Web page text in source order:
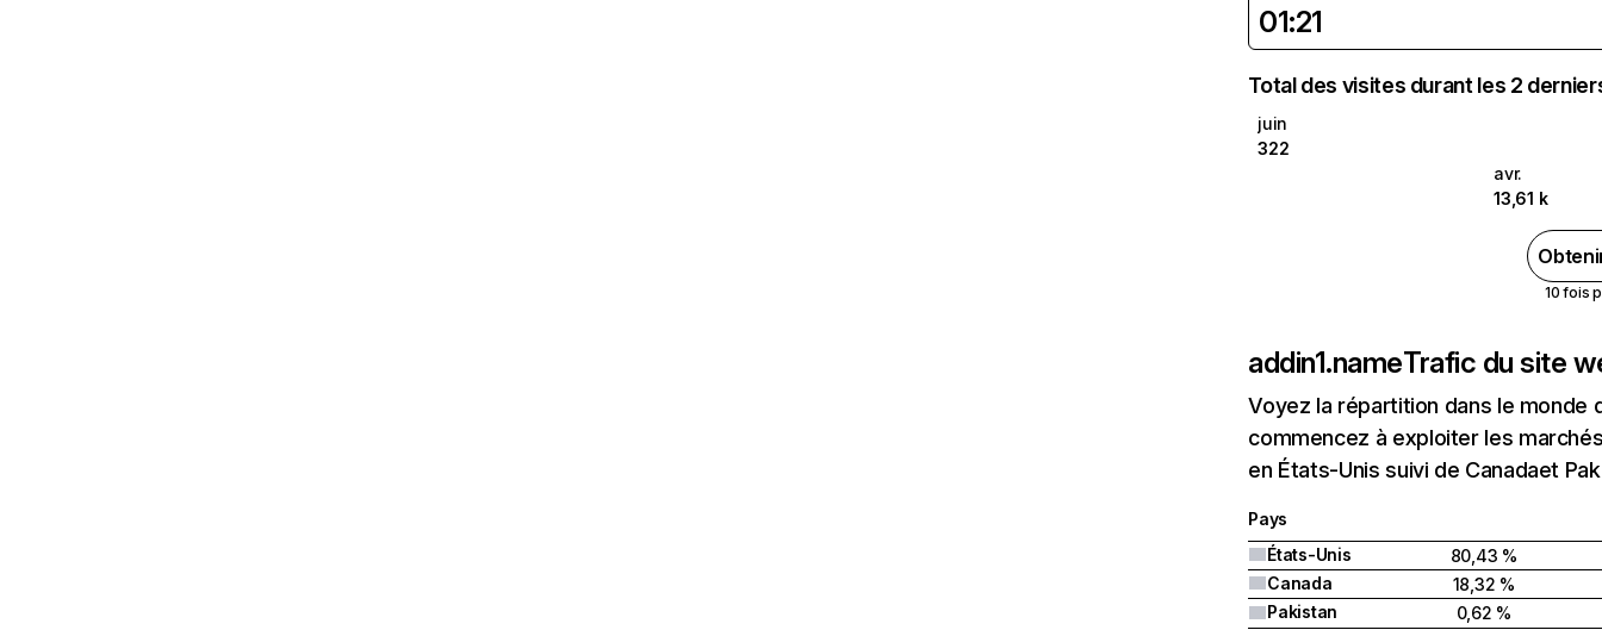
01:21
Total des visites durant les 2
juin
322
avr.
13,61 k
10 fois
addin1.nameTrafic du site
Voyez la répartition dans le
commencez à exploiter les
en États-Unis suivi de Canadaet
Pays
États-Unis
80,43 %
Canada
18,32 %
Pakistan
0,62 %